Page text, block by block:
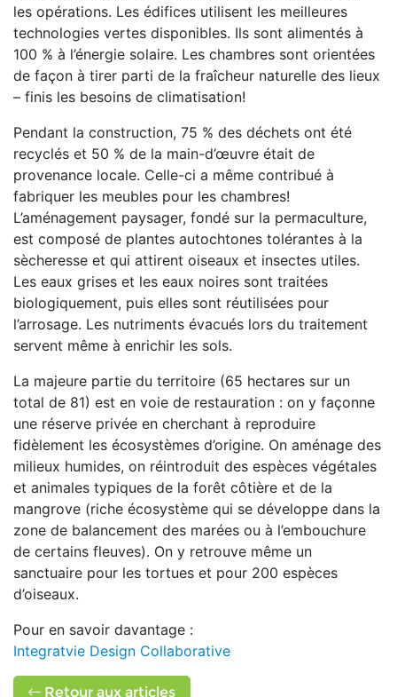
les opérations. Les édifices utilisent les meilleures
technologies vertes disponibles. Ils sont alimentés à
100 % à l’énergie solaire. Les chambres sont orientées
de façon à tirer parti de la fraîcheur naturelle des lieux
– finis les besoins de climatisation!
Pendant la construction, 75 % des déchets ont été
recyclés et 50 % de la main-d’œuvre était de
provenance locale. Celle-ci a même contribué à
fabriquer les meubles pour les chambres!
L’aménagement paysager, fondé sur la permaculture,
est composé de plantes autochtones tolérantes à la
sècheresse et qui attirent oiseaux et insectes utiles.
Les eaux grises et les eaux noires sont traitées
biologiquement, puis elles sont réutilisées pour
l’arrosage. Les nutriments évacués lors du traitement
servent même à enrichir les sols.
La majeure partie du territoire (65 hectares sur un
total de 81) est en voie de restauration : on y façonne
une réserve privée en cherchant à reproduire
fidèlement les écosystèmes d’origine. On aménage des
milieux humides, on réintroduit des espèces végétales
et animales typiques de la forêt côtière et de la
mangrove (riche écosystème qui se développe dans la
zone de balancement des marées ou à l’embouchure
de certains fleuves). On y retrouve même un
sanctuaire pour les tortues et pour 200 espèces
d’oiseaux.
Pour en savoir davantage :
Integratvie Design Collaborative
Retour aux articles